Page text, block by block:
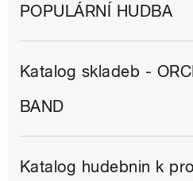
POPULÁRNÍ HUDBA
Katalog skladeb -
BAND
Katalog hudebnin k